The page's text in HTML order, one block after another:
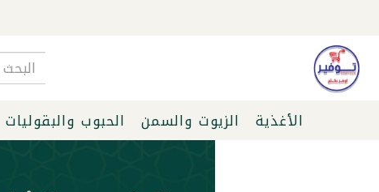
الأغذية الزيوت والسمن الحبوب والبقوليات